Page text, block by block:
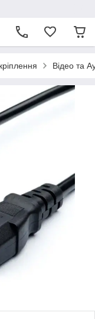
Відео та